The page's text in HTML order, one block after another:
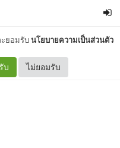
ะยอมรับนโยบายความเป็นส่วนตัว
บ ไม่ยอมรับ